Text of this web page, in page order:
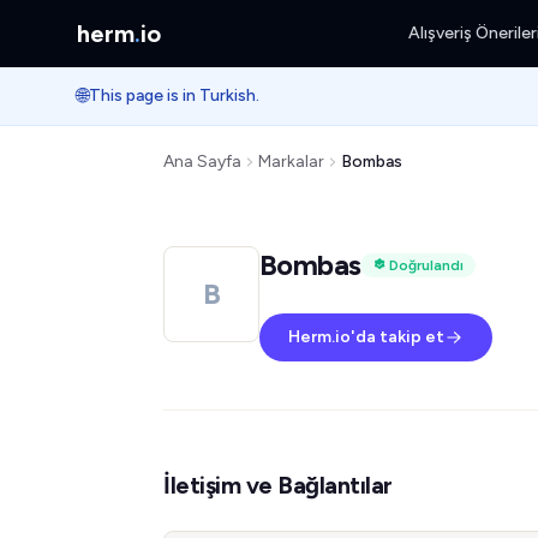
herm.io Alışveriş Önerileri
🌐This page is in Turkish.
Ana Sayfa Markalar Bombas
B
Bombas Doğrulandı
Herm.io'da takip et
İletişim ve Bağlantılar